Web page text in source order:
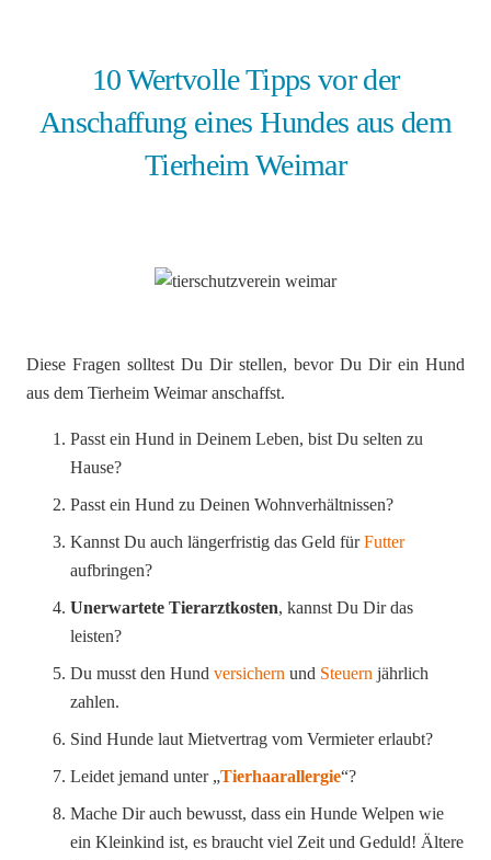
10 Wertvolle Tipps vor der
Anschaffung eines Hundes aus dem
Tierheim Weimar
Diese Fragen solltest Du Dir stellen, bevor Du Dir ein Hund
aus dem Tierheim Weimar anschaffst.
Passt ein Hund in Deinem Leben, bist Du selten zu
Hause?
Passt ein Hund zu Deinen Wohnverhältnissen?
Kannst Du auch längerfristig das Geld fürFutter
aufbringen?
Unerwartete Tierarztkosten, kannst Du Dir das
leisten?
Du musst den Hund versichern und Steuern jährlich
zahlen.
Sind Hunde laut Mietvertrag vom Vermieter erlaubt?
Leidet jemand unter „Tierhaarallergie“?
Mache Dir auch bewusst, dass ein Hunde Welpen wie
ein Kleinkind ist, es braucht viel Zeit und Geduld! Ältere